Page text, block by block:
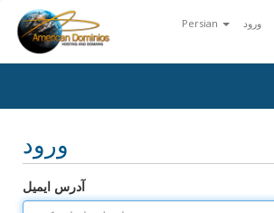
Persian ورود
ورود
آدرس ایمیل